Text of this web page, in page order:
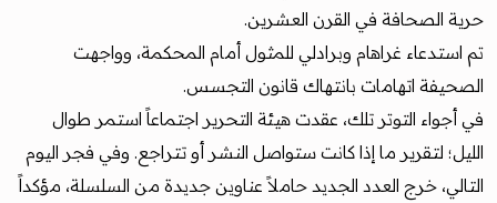
حرية الصحافة في القرن العشرين.
تم استدعاء غراهام وبرادلي للمثول أمام المحكمة، وواجهت
الصحيفة اتهامات بانتهاك قانون التجسس.
في أجواء التوتر تلك، عقدت هيئة التحرير اجتماعاً استمر طوال
الليل؛ لتقرير ما إذا كانت ستواصل النشر أو تتراجع. وفي فجر اليوم
التالي، خرج العدد الجديد حاملاً عناوين جديدة من السلسلة، مؤكداً